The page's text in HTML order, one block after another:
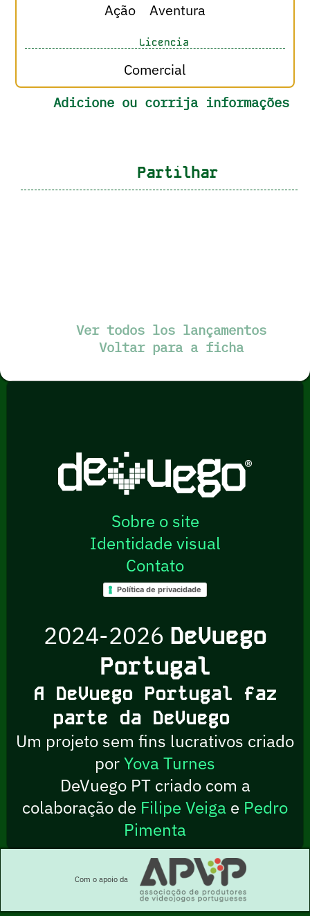
Ação Aventura
Licencia
Comercial
Adicione ou corrija informações
Partilhar
Ver todos los lançamentos
Voltar para a ficha
Sobre o site
Identidade visual
Contato
Política de privacidade
2024-2026 DeVuego
Portugal
A DeVuego Portugal faz
parte da DeVuego
Um projeto sem fins lucrativos criado
porYova Turnes
DeVuego PT criado com a
colaboração de Filipe Veiga e Pedro
Pimenta
Com o apoio da